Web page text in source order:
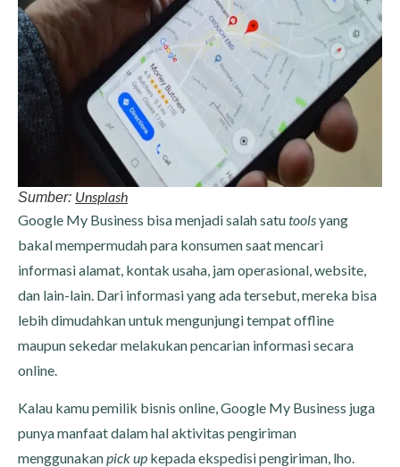
Sumber: Unsplash
Google My Business bisa menjadi salah satutoolsyang
bakal mempermudah para konsumen saat mencari
informasi alamat, kontak usaha, jam operasional, website,
dan lain-lain. Dari informasi yang ada tersebut, mereka bisa
lebih dimudahkan untuk mengunjungi tempat offline
maupun sekedar melakukan pencarian informasi secara
online.
Kalau kamu pemilik bisnis online, Google My Business juga
punya manfaat dalam hal aktivitas pengiriman
menggunakanpick up kepada ekspedisi pengiriman, lho.